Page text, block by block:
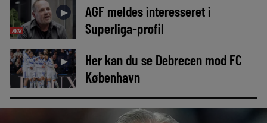
AVIS
►
AGF meldes interesseret i
Superliga-profil
►
Her kan du se Debrecen mod FC
København